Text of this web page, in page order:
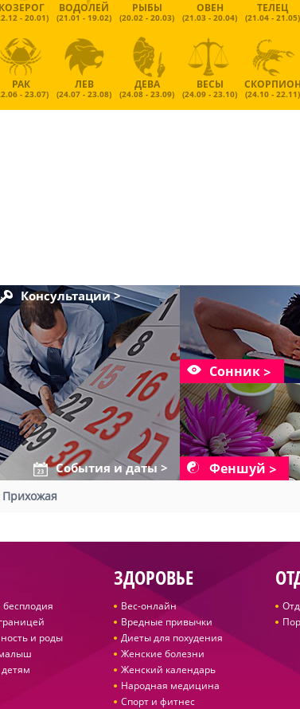
- 20.01)
ВОДОЛЕЙ
(21.01 - 19.02)
РЫБЫ
(20.02 - 20.03)
ОВЕН
(21.03 - 20.04)
ТЕЛЕЦ
(21.04 - 21.05)
РАК
- 23.07)
ЛЕВ
(24.07 - 23.08)
ДЕВА
(24.08 - 23.09)
ВЕСЫ
(24.09 - 23.10)
СКОРПИОН
(24.10 - 22.11)
Консультации >
События и даты >
Сонник
Феншуй
Прихожая
и роды
ЗДОРОВЬЕ
Вес-онлайн
Вредные привычки
Диеты для похудения
Женские болезни
Женский календарь
Народная медицина
Спорт и фитнес